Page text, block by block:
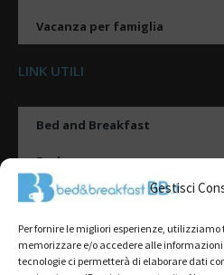
Gestisci
Per fornire le migliori esperienze, utilizziamo
memorizzare e/o accedere alle
tecnologie ci permetterà di elaborare dati
Vacanza per famiglia
LINK UTILI
Bed and Breakfast
Esplora
Tipologie di alloggio
Destinazioni
Il mio account